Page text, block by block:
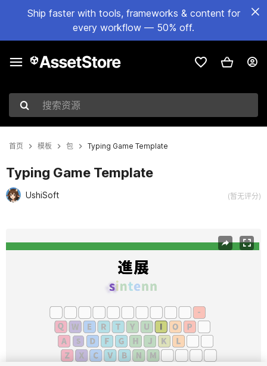
Ship faster with tools, frameworks & content for
every workflow — 50% off.
搜索资源
首页 模板 包 Typing Game Template
Typing Game Template
UshiSoft (暂无评分)